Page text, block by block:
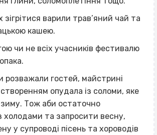
зігрітися варили трав’яний чай та
кашею.
чи не всіх учасників фестивалю
розважали гостей, майстрині
опудала із соломи, яке
зиму. Тож аби остаточно
холодами та запросити весну,
у супроводі пісень та хороводів